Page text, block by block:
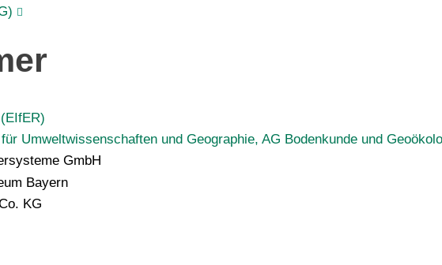
Umweltwissenschaften und Geographie, AG Bodenkunde und
GmbH
Bayern
KG